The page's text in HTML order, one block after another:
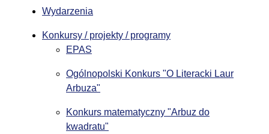
Wydarzenia
Konkursy / projekty / programy
EPAS
Ogólnopolski Konkurs "O Literacki Laur
Arbuza"
Konkurs matematyczny "Arbuz do
kwadratu"